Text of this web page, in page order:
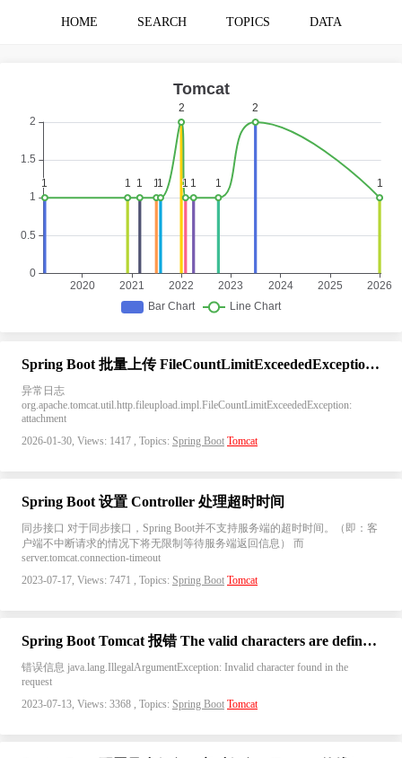
HOME SEARCH TOPICS DATA
Spring Boot 批量上传 FileCountLimitExceededException 文件数量超出异常
异常日志
org.apache.tomcat.util.http.fileupload.impl.FileCountLimitExceededException:
attachment
2026-01-30, Views: 1417 , Topics: Spring Boot Tomcat
Spring Boot 设置 Controller 处理超时时间
同步接口 对于同步接口，Spring Boot并不支持服务端的超时时间。（即：客
户端不中断请求的情况下将无限制等待服务端返回信息） 而
server.tomcat.connection-timeout
2023-07-17, Views: 7471 , Topics: Spring Boot Tomcat
Spring Boot Tomcat 报错 The valid characters are defined in RFC 7230 and RFC 3986
错误信息 java.lang.IllegalArgumentException: Invalid character found in the
request
2023-07-13, Views: 3368 , Topics: Spring Boot Tomcat